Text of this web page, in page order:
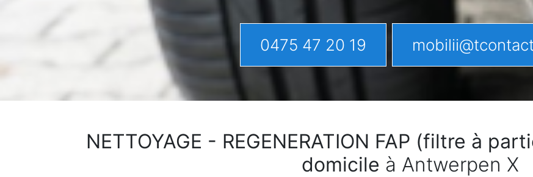
0475 47 20 19
NETTOYAGE - REGENERATION FAP (filtre à
domicile à Antwerpen X